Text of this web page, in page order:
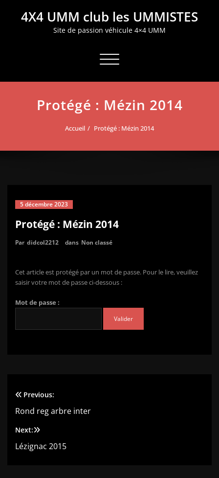
4X4 UMM club les UMMISTES
Site de passion véhicule 4×4 UMM
Afficher/masquer la navigation
Protégé : Mézin 2014
Accueil Protégé : Mézin 2014
5 décembre 2023
Protégé : Mézin 2014
Par didcol2212 dans Non classé
Cet article est protégé par un mot de passe. Pour le lire, veuillez
saisir votre mot de passe ci-dessous :
Mot de passe :
Navigation
de
l’article
Previous:
Rond reg arbre inter
Next:
Lézignac 2015